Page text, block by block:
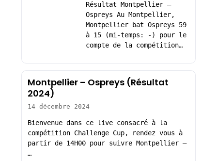
Résultat Montpellier –
Ospreys Au Montpellier,
Montpellier bat Ospreys 59
à 15 (mi-temps: -) pour le
compte de la compétition…
Montpellier – Ospreys (Résultat
2024)
14 décembre 2024
Bienvenue dans ce live consacré à la
compétition Challenge Cup, rendez vous à
partir de 14H00 pour suivre Montpellier –
…